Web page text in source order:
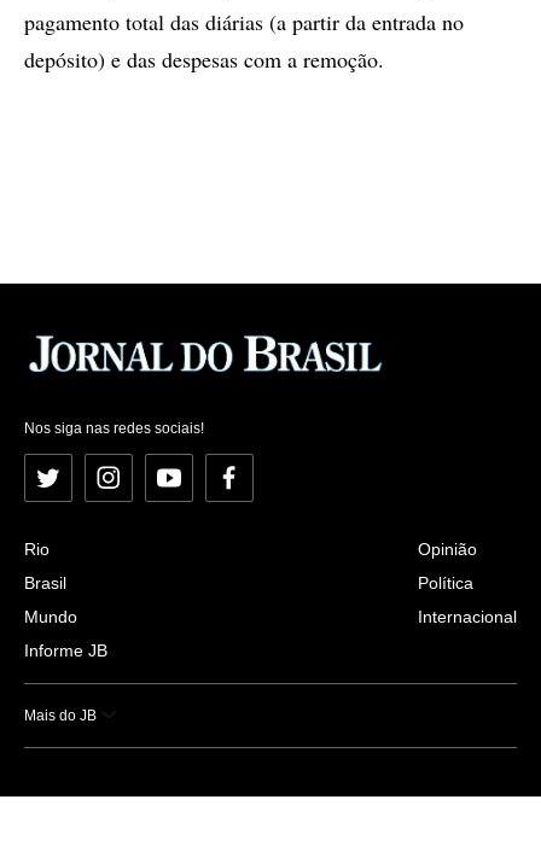
pagamento total das diárias (a partir da entrada no
depósito) e das despesas com a remoção.
Nos siga nas redes sociais!
Twitter InstagramYouTubeFacebook
Rio
Brasil
Mundo
Informe JB
Opinião
Política
Internacional
Mais do JB
Esportes